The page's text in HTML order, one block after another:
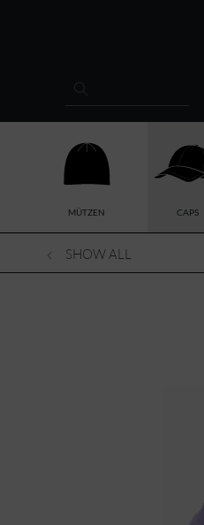
MÜTZEN CAPS
SHOW ALL